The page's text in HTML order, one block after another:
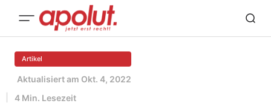
Artikel
Aktualisiert am Okt. 4, 2022
4 Min. Lesezeit